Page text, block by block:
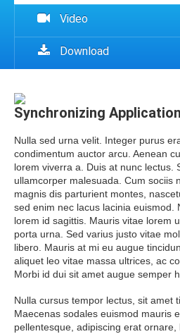
Video
Download
Synchronizing Application
Nulla sed urna velit. Integer purus
condimentum auctor arcu. Aenean
lorem viverra a. Duis at nunc lectus.
ullamcorper malesuada. Cum sociis
magnis dis parturient montes,
sed enim nec lacus lacinia euismod.
lorem id sagittis. Mauris vitae lorem
porta urna. Sed varius justo vitae
libero. Mauris at mi eu augue
aliquet leo vitae massa ultrices, ac
Morbi id dui sit amet augue semper
Nulla cursus tempor lectus, sit amet
Maecenas sodales euismod mauris
pellentesque, adipiscing erat ornare,